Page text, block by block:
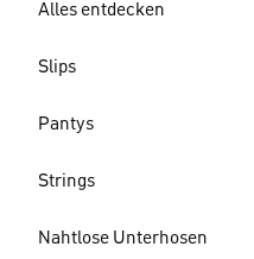
Alles entdecken
Slips
Pantys
Strings
Nahtlose Unterhosen